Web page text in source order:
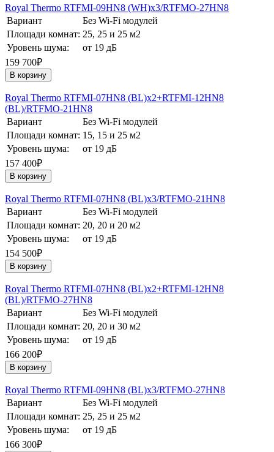
Royal Thermo RTFMI-09HN8 (WH)х3/RTFMO-27HN8
Вариант
Без Wi-Fi модулей
Площади комнат: 25, 25 и 25 м2
Уровень шума:
от 19 дБ
159 700₽
В корзину
Royal Thermo RTFMI-07HN8 (BL)х2+RTFMI-12HN8
(BL)/RTFMO-21HN8
Вариант
Без Wi-Fi модулей
Площади комнат: 15, 15 и 25 м2
Уровень шума:
от 19 дБ
157 400₽
В корзину
Royal Thermo RTFMI-07HN8 (BL)х3/RTFMO-21HN8
Вариант
Без Wi-Fi модулей
Площади комнат: 20, 20 и 20 м2
Уровень шума:
от 19 дБ
154 500₽
В корзину
Royal Thermo RTFMI-07HN8 (BL)х2+RTFMI-12HN8
(BL)/RTFMO-27HN8
Вариант
Без Wi-Fi модулей
Площади комнат: 20, 20 и 30 м2
Уровень шума:
от 19 дБ
166 200₽
В корзину
Royal Thermo RTFMI-09HN8 (BL)х3/RTFMO-27HN8
Вариант
Без Wi-Fi модулей
Площади комнат: 25, 25 и 25 м2
Уровень шума:
от 19 дБ
166 300₽